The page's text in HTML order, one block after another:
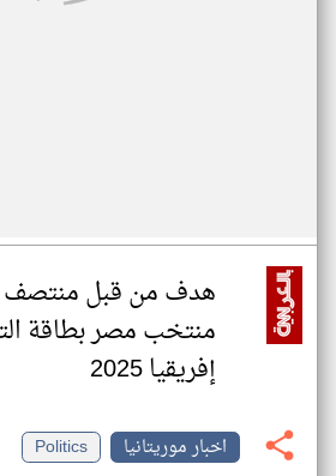
هدف من قبل منتصف
منتخب مصر بطاقة
إفريقيا 2025
اخبار موريتانيا
Politics